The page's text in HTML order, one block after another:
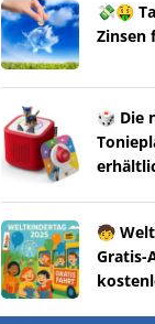
💸🤑
Zinsen
🎲 Die
🧒
Gratis-